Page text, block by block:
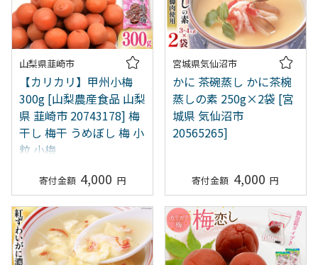
山梨県韮崎市
【カリカリ】甲州小梅
300g [山梨農産食品 山梨
県 韮崎市 20743178] 梅
干し 梅干 うめぼし 梅 小
粒 小梅
4,000
宮城県気仙沼市
かに 茶碗蒸し かに茶椀
蒸しの素 250g×2袋 [宮
城県 気仙沼市
20565265]
4,000